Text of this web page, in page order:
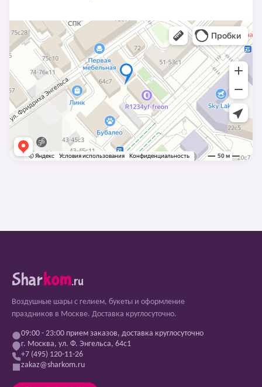
Sharkom.ru
Воздушные шары с гелием, букеты и оформление
праздников в Москве. Доставка круглосуточно.
09:00 - 23:00 прием заказов, доставка круглосуточно
г. Москва, ул. Ф. Энгельса, 64с1
+7 (495) 120-11-26
zakaz@sharkom.ru